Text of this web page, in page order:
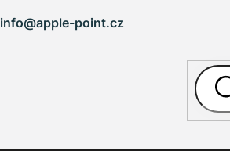
info@apple-point.cz